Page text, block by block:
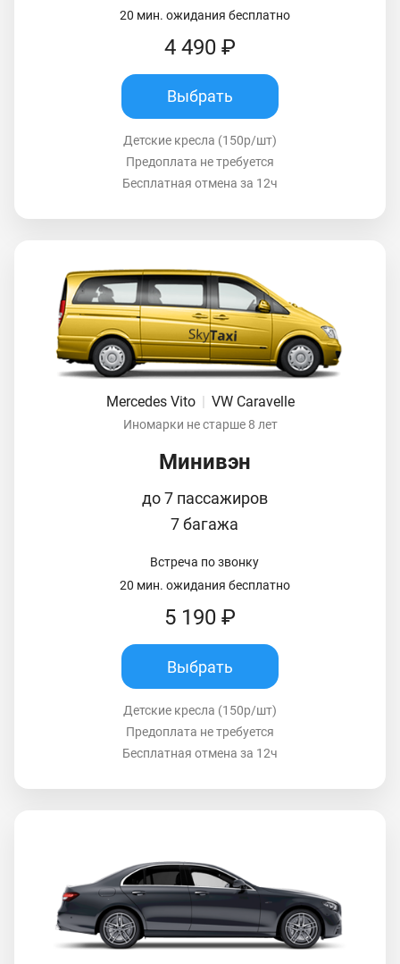
20 мин. ожидания бесплатно
4 490 ₽
Выбрать
Детские кресла (150р/шт)
Предоплата не требуется
Бесплатная отмена за 12ч
Mercedes Vito VW Caravelle
Иномарки не старше 8 лет
Минивэн
до 7 пассажиров
7 багажа
Встреча по звонку
20 мин. ожидания бесплатно
5 190 ₽
Выбрать
Детские кресла (150р/шт)
Предоплата не требуется
Бесплатная отмена за 12ч